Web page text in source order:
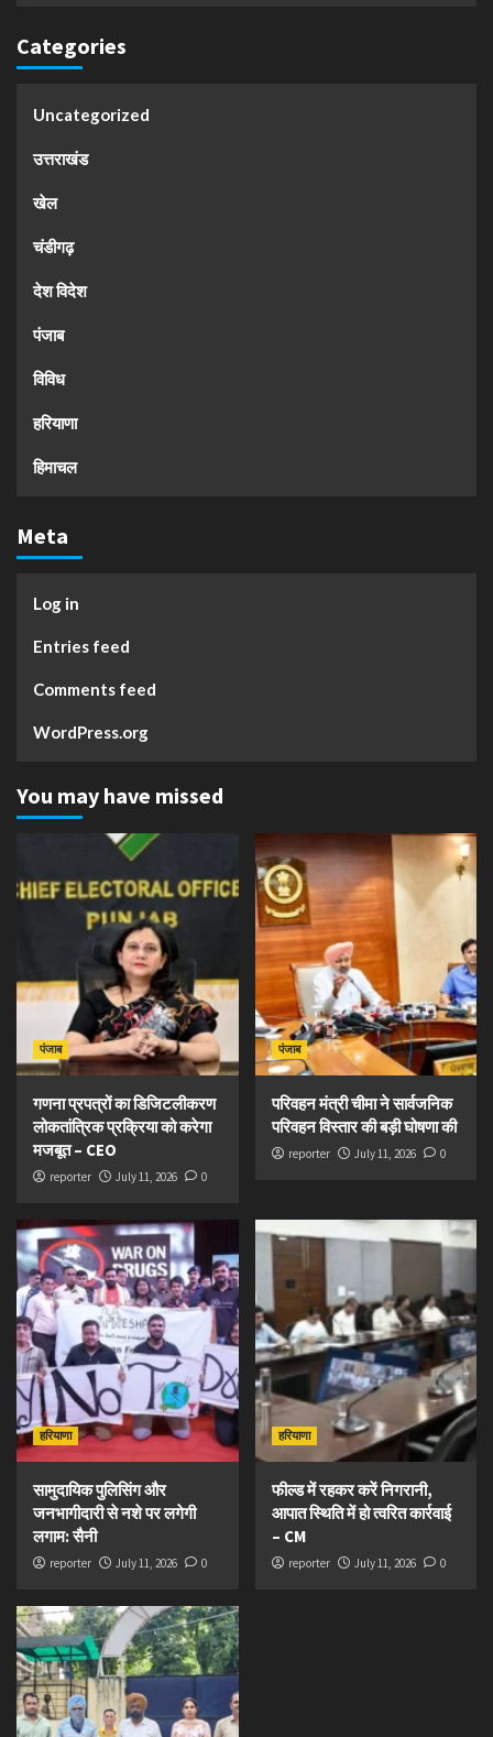
Categories
Uncategorized
उत्तराखंड
खेल
चंडीगढ़
देश विदेश
पंजाब
विविध
हरियाणा
हिमाचल
Meta
Log in
Entries feed
Comments feed
WordPress.org
You may have missed
पंजाब
गणना प्रपत्रों का डिजिटलीकरण
लोकतांत्रिक प्रक्रिया को करेगा
मजबूत – CEO
reporter July 11, 2026 0
पंजाब
परिवहन मंत्री चीमा ने सार्वजनिक
परिवहन विस्तार की बड़ी घोषणा की
reporter July 11, 2026 0
हरियाणा
सामुदायिक पुलिसिंग और
जनभागीदारी से नशे पर लगेगी
लगाम: सैनी
reporter July 11, 2026 0
हरियाणा
फील्ड में रहकर करें निगरानी,
आपात स्थिति में हो त्वरित कार्रवाई
– CM
reporter July 11, 2026 0